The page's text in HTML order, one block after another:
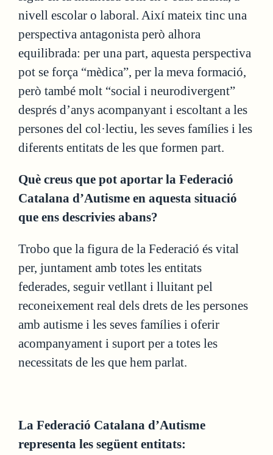
nivell escolar o laboral. Així mateix tinc una
perspectiva antagonista però alhora
equilibrada: per una part, aquesta perspectiva
pot se força “mèdica”, per la meva formació,
però també molt “social i neurodivergent”
després d’anys acompanyant i escoltant a les
persones del col·lectiu, les seves famílies i les
diferents entitats de les que formen part.
Què creus que pot aportar la Federació
Catalana d’Autisme en aquesta situació
que ens descrivies abans?
Trobo que la figura de la Federació és vital
per, juntament amb totes les entitats
federades, seguir vetllant i lluitant pel
reconeixement real dels drets de les persones
amb autisme i les seves famílies i oferir
acompanyament i suport per a totes les
necessitats de les que hem parlat.
La Federació Catalana d’Autisme
representa les següent entitats: